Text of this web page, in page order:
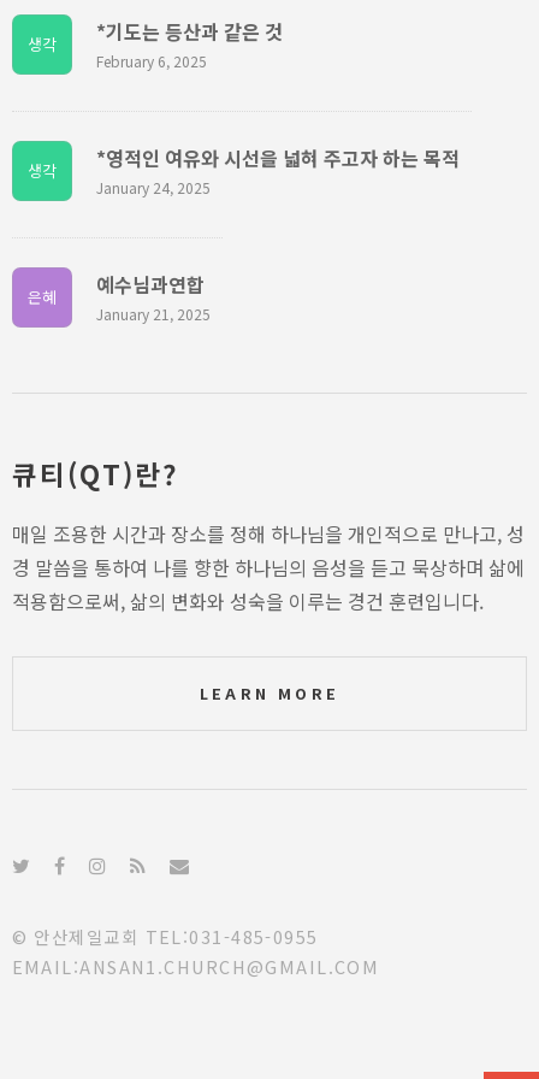
생각 *기도는 등산과 같은 것
February 6, 2025
생각 *영적인 여유와 시선을 넓혀 주고자 하는 목적
January 24, 2025
은혜 예수님과연합
January 21, 2025
큐티(QT)란?
매일 조용한 시간과 장소를 정해 하나님을 개인적으로 만나고, 성
경 말씀을 통하여 나를 향한 하나님의 음성을 듣고 묵상하며 삶에
적용함으로써, 삶의 변화와 성숙을 이루는 경건 훈련입니다.
LEARN MORE
© 안산제일교회 TEL:031-485-0955
EMAIL:ANSAN1.CHURCH@GMAIL.COM